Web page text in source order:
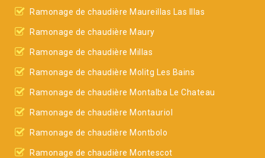
Ramonage de chaudière Maureillas Las Illas
Ramonage de chaudière Maury
Ramonage de chaudière Millas
Ramonage de chaudière Molitg Les Bains
Ramonage de chaudière Montalba Le Chateau
Ramonage de chaudière Montauriol
Ramonage de chaudière Montbolo
Ramonage de chaudière Montescot